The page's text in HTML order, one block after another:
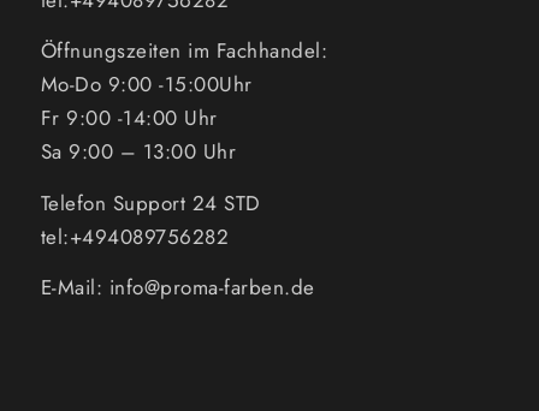
Öffnungszeiten im Fachhandel:
Mo-Do 9:00 -15:00Uhr
Fr 9:00 -14:00 Uhr
Sa 9:00 – 13:00 Uhr
Telefon Support 24 STD
tel:+494089756282
E-Mail: info@proma-farben.de